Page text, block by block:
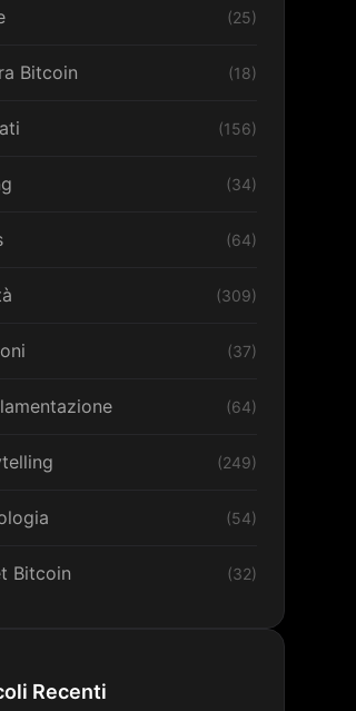
(25)
Bitcoin (18)
(156)
(34)
(64)
(309)
(37)
(64)
(249)
(54)
Bitcoin (32)
Recenti